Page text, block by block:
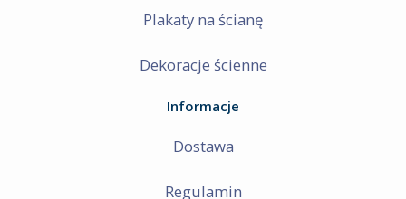
Plakaty na ścianę
Dekoracje ścienne
Informacje
Dostawa
Regulamin